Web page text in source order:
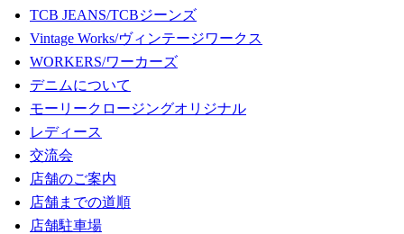
TCB JEANS/TCBジーンズ
Vintage Works/ヴィンテージワークス
WORKERS/ワーカーズ
デニムについて
モーリークロージングオリジナル
レディース
交流会
店舗のご案内
店舗までの道順
店舗駐車場